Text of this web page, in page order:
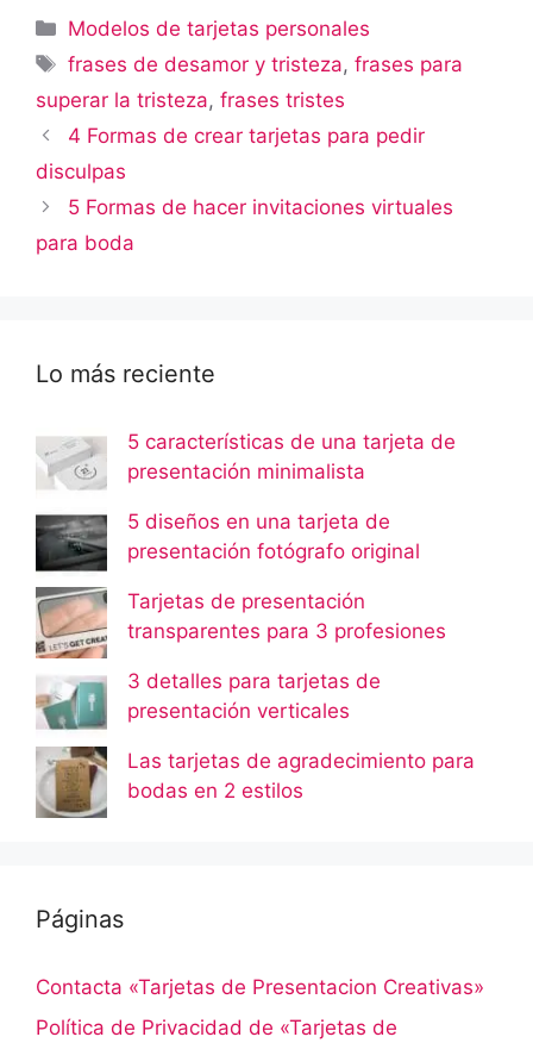
Categorías
Modelos de tarjetas personales
Etiquetas
frases de desamor y tristeza,frases para
superar la tristeza, frases tristes
4 Formas de crear tarjetas para pedir
disculpas
5 Formas de hacer invitaciones virtuales
para boda
Lo más reciente
5 características de una tarjeta de
presentación minimalista
5 diseños en una tarjeta de
presentación fotógrafo original
Tarjetas de presentación
transparentes para 3 profesiones
3 detalles para tarjetas de
presentación verticales
Las tarjetas de agradecimiento para
bodas en 2 estilos
Páginas
Contacta «Tarjetas de Presentacion Creativas»
Política de Privacidad de «Tarjetas de